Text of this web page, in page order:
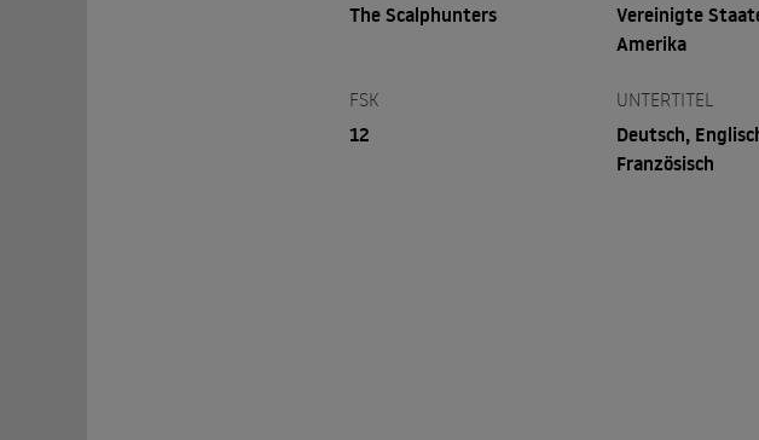
The Scalphunters
Vereinigte
Amerika
FSK
12
UNTERTITEL
Deutsch,
Französisch